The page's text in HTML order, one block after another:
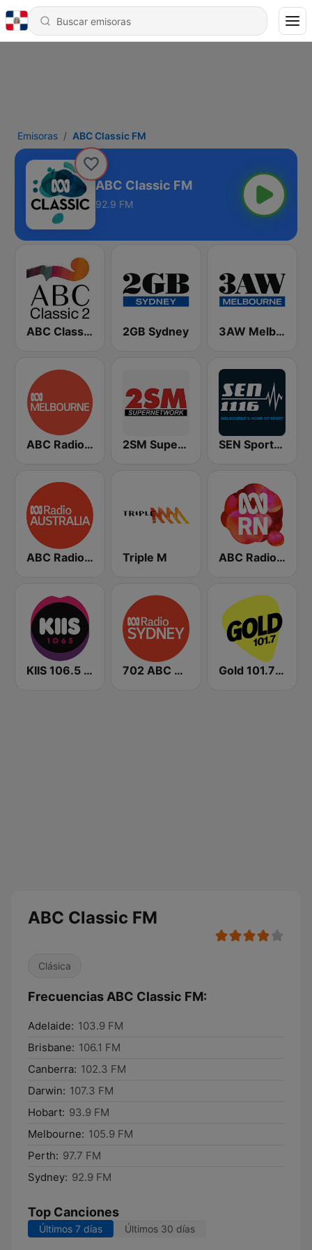
Emisoras ABC Classic FM
ABC Classic FM
92.9 FM
ABC Classic 2 2GB Sydney 3AW Melbourne
ABC Radio Melbourne 2SM Super Radio SEN Sports 1116 AM
ABC Radio Australia Triple M ABC Radio National
KIIS 106.5 FM 702 ABC Sydney Gold 101.7 FM
ABC Classic FM
Clásica
Frecuencias ABC Classic FM:
Adelaide: 103.9 FM
Brisbane: 106.1 FM
Canberra: 102.3 FM
Darwin: 107.3 FM
Hobart: 93.9 FM
Melbourne: 105.9 FM
Perth: 97.7 FM
Sydney: 92.9 FM
Top Canciones
Últimos 7 días Últimos 30 días